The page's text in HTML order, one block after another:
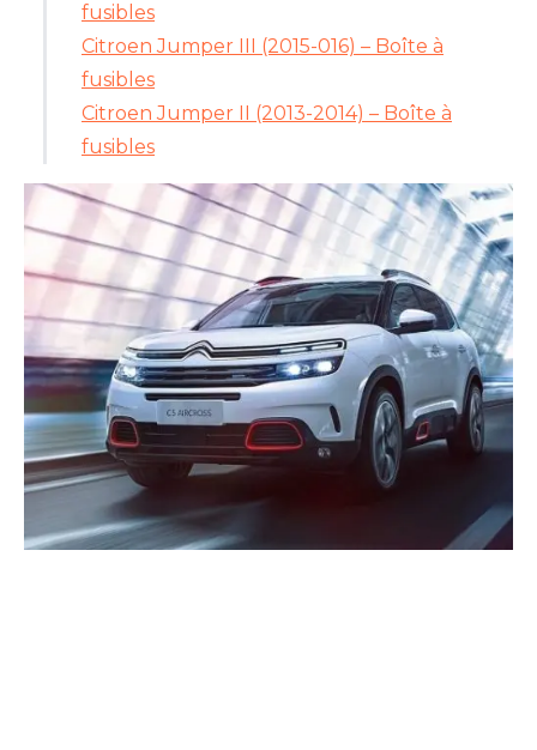
fusibles
Citroen Jumper III (2015-016) – Boîte à
fusibles
Citroen Jumper II (2013-2014) – Boîte à
fusibles